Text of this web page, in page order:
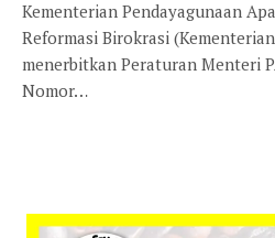
Kementerian Pendayagunaan
Reformasi Birokrasi
menerbitkan Peraturan Menteri
Nomor…